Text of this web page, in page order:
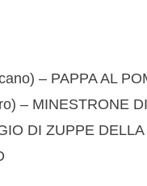
– PAPPA AL
– MINESTRONE
DI ZUPPE